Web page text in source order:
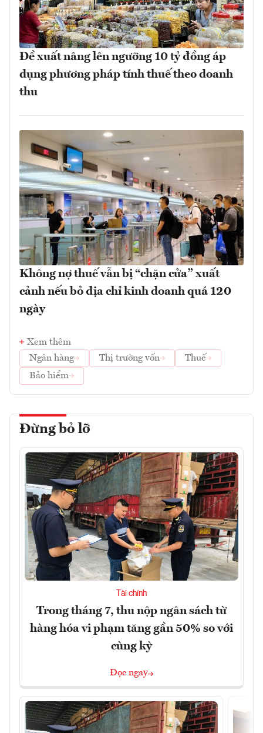
Đề xuất nâng lên ngưỡng 10 tỷ đồng áp
dụng phương pháp tính thuế theo doanh
thu
Không nợ thuế vẫn bị “chặn cửa” xuất
cảnh nếu bỏ địa chỉ kinh doanh quá 120
ngày
Xem thêm
Ngân hàng
Thị trường vốn
Thuế
Bảo hiểm
Đừng bỏ lỡ
Tài chính
Trong tháng 7, thu nộp ngân sách từ
hàng hóa vi phạm tăng gần 50% so với
cùng kỳ
Đọc ngay